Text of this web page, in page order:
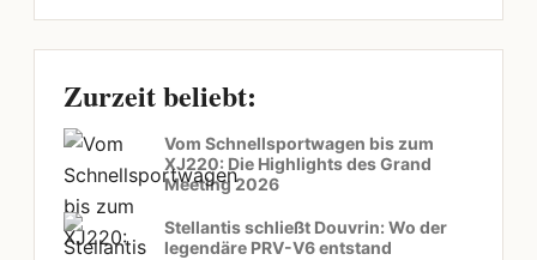
Zurzeit beliebt:
Vom Schnellsportwagen bis zum
XJ220: Die Highlights des Grand
Meeting 2026
Stellantis schließt Douvrin: Wo der
legendäre PRV-V6 entstand